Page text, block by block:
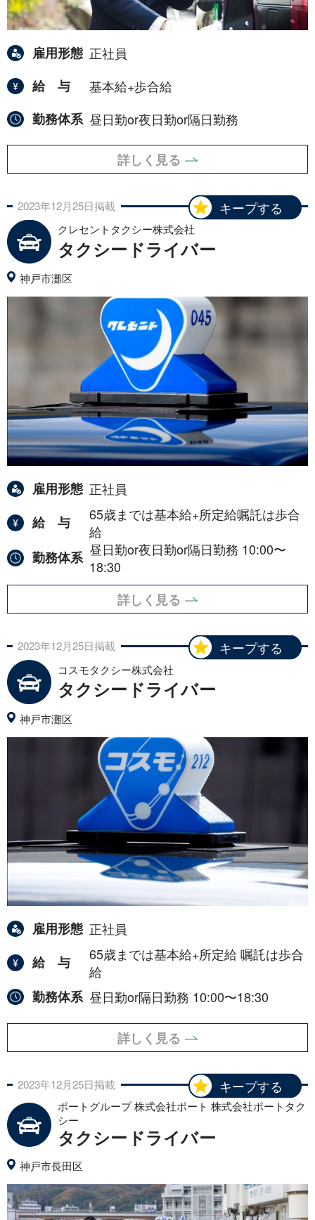
雇用形態 正社員
給与
基本給+歩合給
勤務体系 昼日勤or夜日勤or隔日勤務
詳しく見る
キープする
2023年12月25日掲載
クレセントタクシー株式会社
タクシードライバー
神戸市灘区
雇用形態 正社員
給与
65歳までは基本給+所定給嘱託は歩合
給
勤務体系 昼日勤or夜日勤or隔日勤務 10:00〜
18:30
詳しく見る
キープする
2023年12月25日掲載
コスモタクシー株式会社
タクシードライバー
神戸市灘区
雇用形態 正社員
給与
65歳までは基本給+所定給 嘱託は歩合
給
勤務体系 昼日勤or隔日勤務 10:00〜18:30
詳しく見る
キープする
2023年12月25日掲載
ポートグループ 株式会社ポート 株式会社ポートタク
シー
タクシードライバー
神戸市長田区